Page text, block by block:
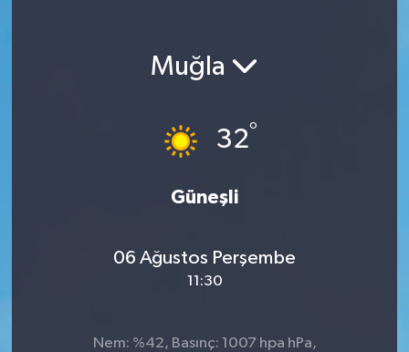
Muğla
32°
Güneşli
06 Ağustos Perşembe
11:30
Nem: %42, Basınç: 1007 hpa hPa,